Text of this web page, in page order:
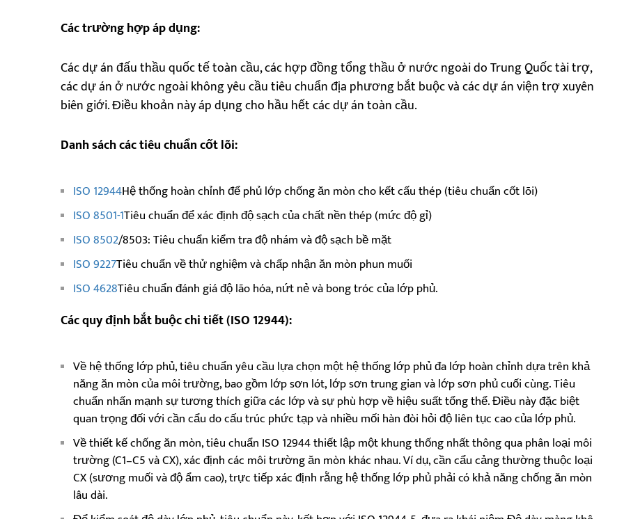
Các trường hợp áp dụng:
Các dự án đấu thầu quốc tế toàn cầu, các hợp đồng tổng thầu ở nước ngoài do Trung Quốc tài trợ,
các dự án ở nước ngoài không yêu cầu tiêu chuẩn địa phương bắt buộc và các dự án viện trợ xuyên
biên giới. Điều khoản này áp dụng cho hầu hết các dự án toàn cầu.
Danh sách các tiêu chuẩn cốt lõi:
ISO 12944Hệ thống hoàn chỉnh để phủ lớp chống ăn mòn cho kết cấu thép (tiêu chuẩn cốt lõi)
ISO 8501-1Tiêu chuẩn để xác định độ sạch của chất nền thép (mức độ gỉ)
ISO 8502/8503: Tiêu chuẩn kiểm tra độ nhám và độ sạch bề mặt
ISO 9227Tiêu chuẩn về thử nghiệm và chấp nhận ăn mòn phun muối
ISO 4628Tiêu chuẩn đánh giá độ lão hóa, nứt nẻ và bong tróc của lớp phủ.
Các quy định bắt buộc chi tiết (ISO 12944):
Về hệ thống lớp phủ, tiêu chuẩn yêu cầu lựa chọn một hệ thống lớp phủ đa lớp hoàn chỉnh dựa trên khả
năng ăn mòn của môi trường, bao gồm lớp sơn lót, lớp sơn trung gian và lớp sơn phủ cuối cùng. Tiêu
chuẩn nhấn mạnh sự tương thích giữa các lớp và sự phù hợp về hiệu suất tổng thể. Điều này đặc biệt
quan trọng đối với cần cẩu do cấu trúc phức tạp và nhiều mối hàn đòi hỏi độ liên tục cao của lớp phủ.
Về thiết kế chống ăn mòn, tiêu chuẩn ISO 12944 thiết lập một khung thống nhất thông qua phân loại môi
trường (C1–C5 và CX), xác định các môi trường ăn mòn khác nhau. Ví dụ, cần cẩu cảng thường thuộc loại
CX (sương muối và độ ẩm cao), trực tiếp xác định rằng hệ thống lớp phủ phải có khả năng chống ăn mòn
lâu dài.